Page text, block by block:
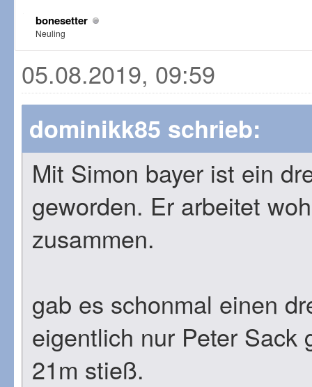
bonesetter
Neuling
05.08.2019, 09:59
dominikk85 schrieb:
Mit Simon bayer ist ein
geworden. Er arbeitet
zusammen.
gab es schonmal einen
eigentlich nur Peter Sack
21m stieß.